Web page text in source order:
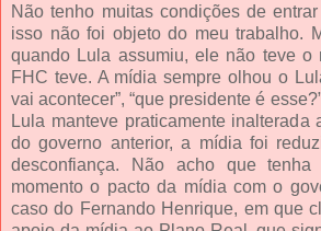
Não tenho muitas condições de
isso não foi objeto do meu trabalho.
quando Lula assumiu, ele não teve o
FHC teve. A mídia sempre olhou o
vai acontecer”, “que presidente é
Lula manteve praticamente inalterada
do governo anterior, a mídia foi
desconfiança. Não acho que
momento o pacto da mídia com o
caso do Fernando Henrique, em que